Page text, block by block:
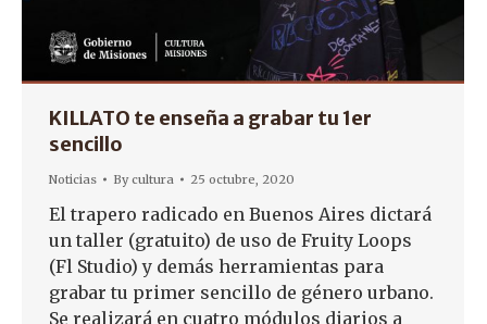
KILLATO te enseña a grabar tu 1er
sencillo
Noticias Bycultura 25 octubre, 2020
El trapero radicado en Buenos Aires dictará
un taller (gratuito) de uso de Fruity Loops
(Fl Studio) y demás herramientas para
grabar tu primer sencillo de género urbano.
Se realizará en cuatro módulos diarios a